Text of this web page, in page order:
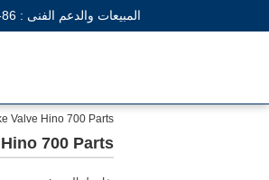
المبيعات والدعم الفنى : 86-20
Valve Hino 700 Parts
700 Parts